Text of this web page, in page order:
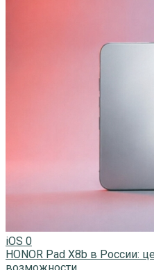
iOS 0
HONOR Pad X8b в России: